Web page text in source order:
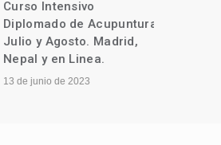
Curso Intensivo
Diplomado de Acupuntura
Julio y Agosto. Madrid,
Nepal y en Linea.
13 de junio de 2023